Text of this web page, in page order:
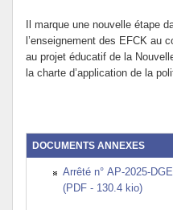
Il marque une nouvelle étape
l’enseignement des EFCK au
au projet éducatif de la
la charte d’application de la
DOCUMENTS ANNEXES
Arrêté n° AP-2025-
(PDF - 130.4 kio)